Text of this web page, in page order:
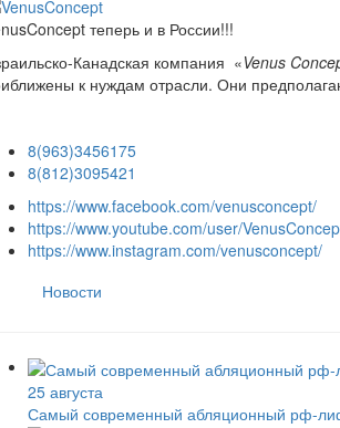
теперь и в России!!!
Канадская компания «Venus
к нуждам отрасли. Они
8(963)3456175
8(812)3095421
https://www.facebook.com/venusconcept/
https://www.youtube.com/user/
https://www.instagram.com/venusconcept/
Новости
25 августа
Самый современный абляционный рф-